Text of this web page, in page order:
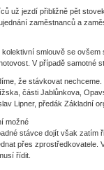
už jezdí přibližně pět
zaměstnanců a
smlouvě se
V případě samotné
že stávkovat
části Jablůnkova,
Lipner, předák Základní
možné
stávce dojít však zatím
přes
řídit.